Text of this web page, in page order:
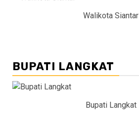
Walikota Siantar
BUPATI LANGKAT
Bupati Langkat